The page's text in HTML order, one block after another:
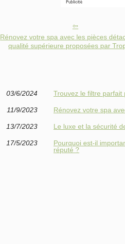
Rénovez votre spa avec les pièces
qualité supérieure proposées par
03/6/2024 Trouvez le filtre
11/9/2023 Rénovez votre spa
13/7/2023 Le luxe et la sécurité
17/5/2023
Pourquoi est-il
réputé ?